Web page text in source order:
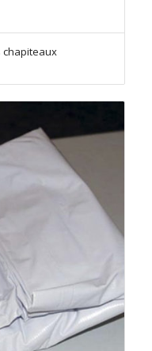
chapiteaux